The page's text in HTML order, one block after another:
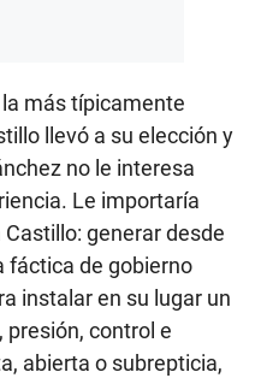
más típicamente
llevó a su elección y
no le interesa
Le importaría
generar desde
fáctica de gobierno
instalar en su lugar un
control e
abierta o subrepticia,